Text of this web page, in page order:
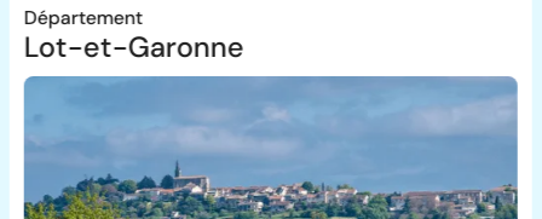
Département
Lot-et-Garonne